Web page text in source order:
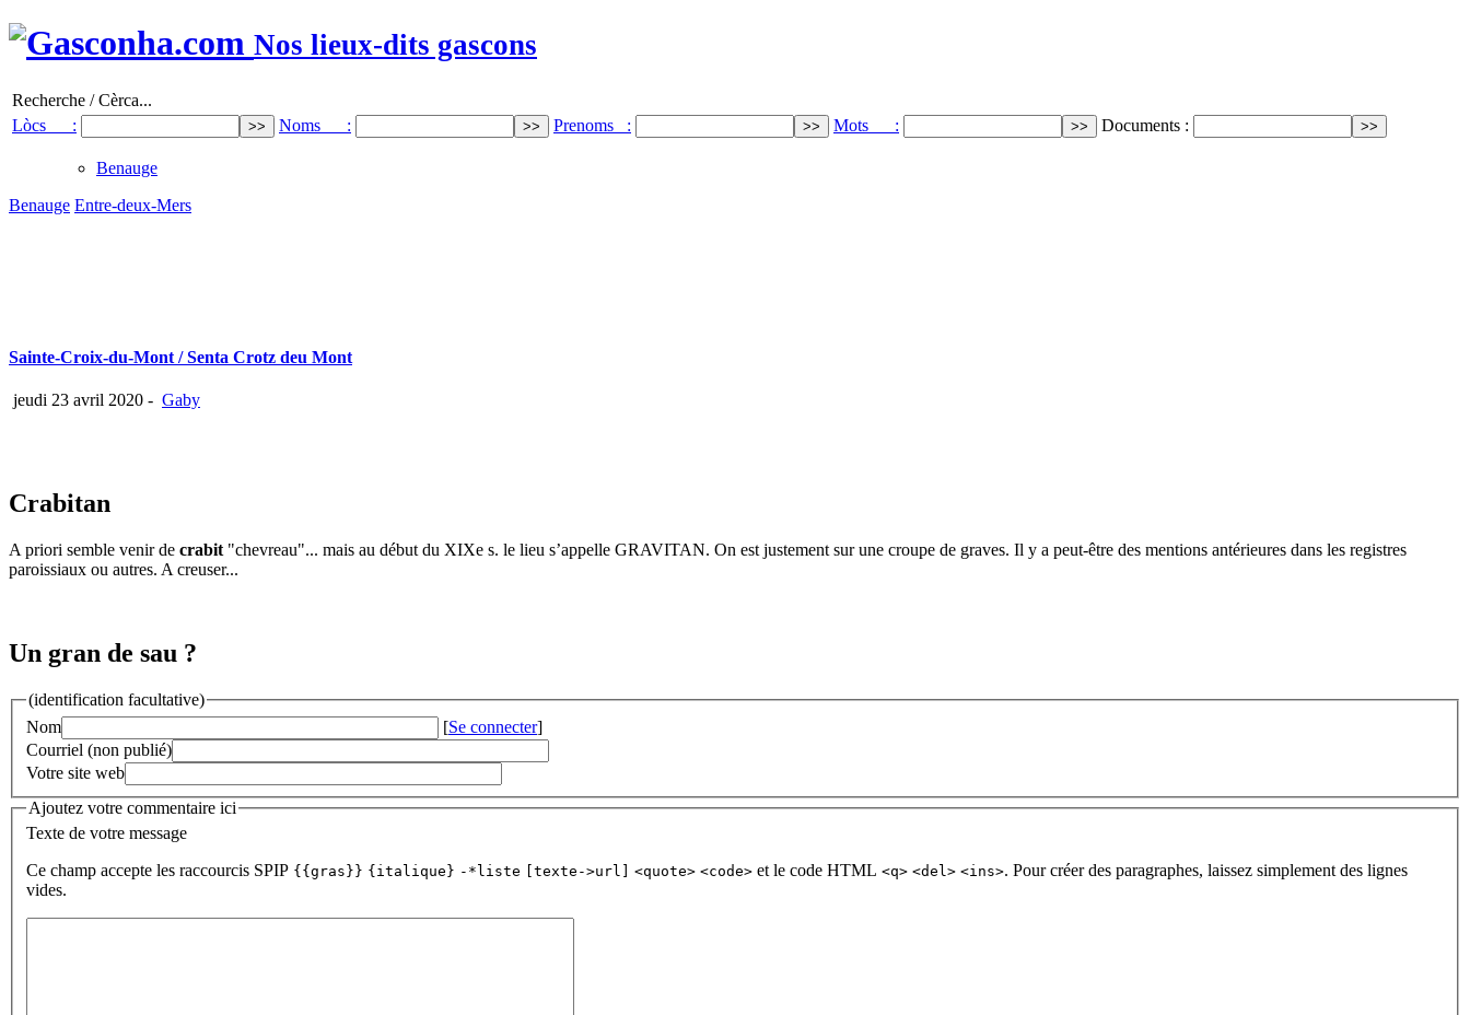
Nos lieux-dits gascons
Recherche / Cèrca...
Lòcs :
Noms : Prenoms : Mots : Documents :
Benauge
Benauge Entre-deux-Mers
Sainte-Croix-du-Mont / Senta Crotz deu Mont
jeudi 23 avril 2020 - Gaby
Crabitan
A priori semble venir de crabit "chevreau"... mais au début du XIXe s. le lieu s’appelle GRAVITAN. On est justement sur une croupe de graves. Il y a peut-être des mentions antérieures dans les registres
paroissiaux ou autres. A creuser...
Un gran de sau ?
(identification facultative)
Nom
[Se connecter]
Courriel (non publié)
Votre site web
Ajoutez votre commentaire ici
Texte de votre message
Ce champ accepte les raccourcis SPIP {{gras}} {italique} -*liste [texte->url] <quote> <code> et le code HTML <q> <del> <ins>. Pour créer des paragraphes, laissez simplement des lignes
vides.